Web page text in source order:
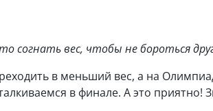
согнать вес, чтобы не бороться
в меньший вес, а на
в финале. А это приятно!